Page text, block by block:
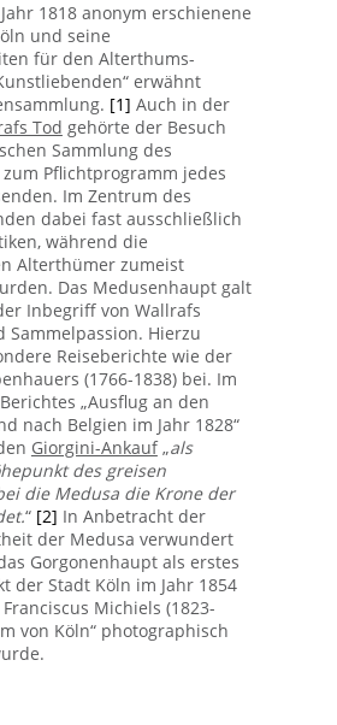
1818 anonym erschienene
und seine
für den Alterthums-
erwähnt
[1] Auch in der
Tod gehörte der Besuch
Sammlung des
Pflichtprogramm jedes
Im Zentrum des
dabei fast ausschließlich
während die
Alterthümer zumeist
Das Medusenhaupt galt
Inbegriff von Wallrafs
Sammelpassion. Hierzu
Reiseberichte wie der
(1766-1838) bei. Im
„Ausflug an den
nach Belgien im Jahr 1828“
Giorgini-Ankauf„als
des greisen
die Medusa die Krone der
“ [2] In Anbetracht der
der Medusa verwundert
Gorgonenhaupt als erstes
der Stadt Köln im Jahr 1854
Michiels (1823-
von Köln“ photographisch